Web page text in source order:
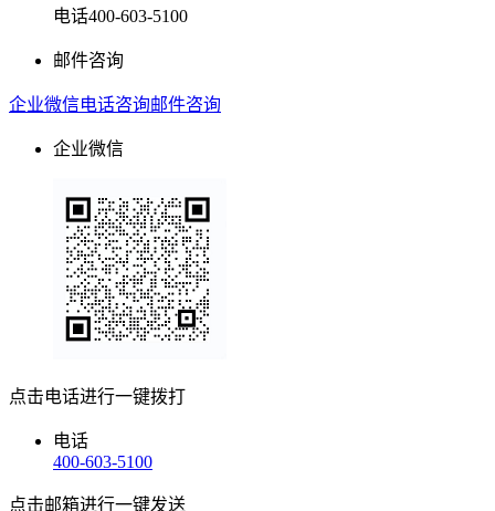
电话400-603-5100
邮件咨询
企业微信电话咨询邮件咨询
企业微信
点击电话进行一键拨打
电话
400-603-5100
点击邮箱进行一键发送